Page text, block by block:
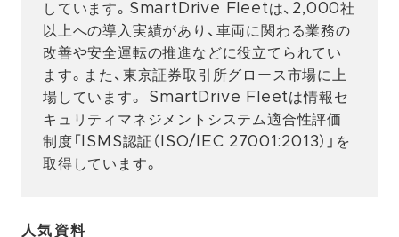
しています。SmartDrive Fleetは、2,000社
以上への導入実績があり、車両に関わる業務の
改善や安全運転の推進などに役立てられてい
ます。また、東京証券取引所グロース市場に上
場しています。 SmartDrive Fleetは情報セ
キュリティマネジメントシステム適合性評価
制度「ISMS認証（ISO/IEC 27001:2013）」を
取得しています。
人気資料